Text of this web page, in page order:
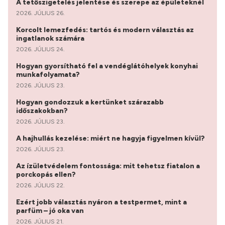
A tetőszigetelés jelentése és szerepe az épületeknél
2026. JÚLIUS 26.
Korcolt lemezfedés: tartós és modern választás az
ingatlanok számára
2026. JÚLIUS 24.
Hogyan gyorsítható fel a vendéglátóhelyek konyhai
munkafolyamata?
2026. JÚLIUS 23.
Hogyan gondozzuk a kertünket szárazabb
időszakokban?
2026. JÚLIUS 23.
A hajhullás kezelése: miért ne hagyja figyelmen kívül?
2026. JÚLIUS 23.
Az ízületvédelem fontossága: mit tehetsz fiatalon a
porckopás ellen?
2026. JÚLIUS 22.
Ezért jobb választás nyáron a testpermet, mint a
parfüm – jó oka van
2026. JÚLIUS 21.